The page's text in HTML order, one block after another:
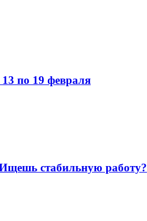
по 19 февраля
стабильную работу?